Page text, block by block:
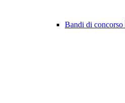
Bandi di concorso